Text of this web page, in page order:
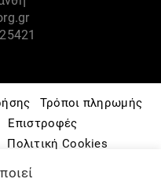
Τρόποι πληρωμής
Επιστροφές
Πολιτική Cookies
Πολιτιστικές Δράσεις